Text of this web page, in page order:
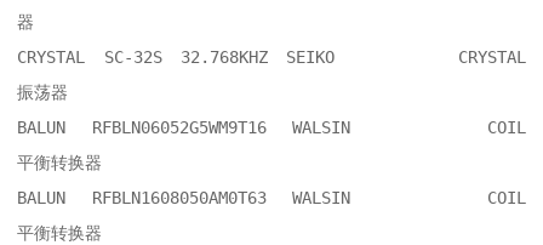
器
CRYSTAL SC-32S 32.768KHZ SEIKO  	CRYSTAL
振荡器
BALUN RFBLN06052G5WM9T16 WALSIN  	COIL
平衡转换器
BALUN RFBLN1608050AM0T63 WALSIN  	COIL
平衡转换器